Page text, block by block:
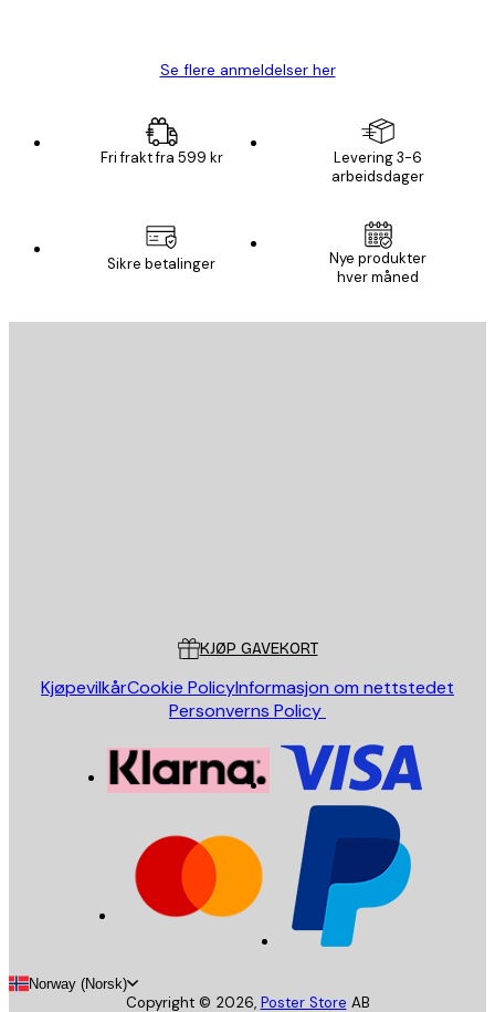
Se flere anmeldelser her
Fri frakt fra 599 kr
Levering 3-6
arbeidsdager
Sikre betalinger
Nye produkter
hver måned
KJØP GAVEKORT
KjøpevilkårCookie PolicyInformasjon om nettstedet
Personverns Policy
Norway (Norsk)
Copyright © 2026, Poster Store AB